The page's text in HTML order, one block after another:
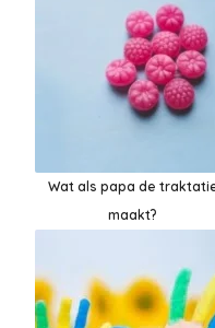
Wat als papa de
maakt?